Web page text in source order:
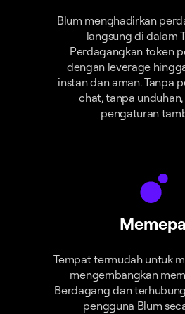
Blum menghadirkan
langsung di dalam
Perdagangkan token
dengan leverage
instan dan aman. Tanpa
chat, tanpa
pengaturan
Tempat termudah untuk
mengembangkan
Berdagang dan
pengguna Blum